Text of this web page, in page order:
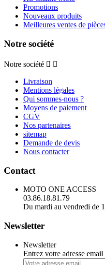
Promotions
Nouveaux produits
Meilleures ventes de
Notre société
Notre société  
Livraison
Mentions légales
Qui sommes-nous ?
Moyens de paiement
CGV
Nos partenaires
sitemap
Demande de devis
Nous contacter
Contact
MOTO ONE ACCESS
03.86.18.81.79
Du mardi au vendredi de
Newsletter
Newsletter
Entrez votre adresse